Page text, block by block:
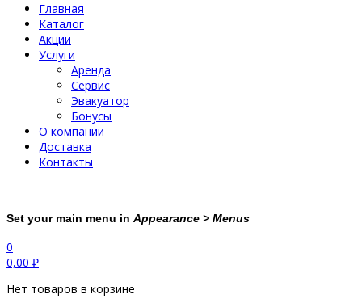
Главная
Каталог
Акции
Услуги
Аренда
Сервис
Эвакуатор
Бонусы
О компании
Доставка
Контакты
Set your main menu in Appearance > Menus
0
0,00 ₽
Нет товаров в корзине